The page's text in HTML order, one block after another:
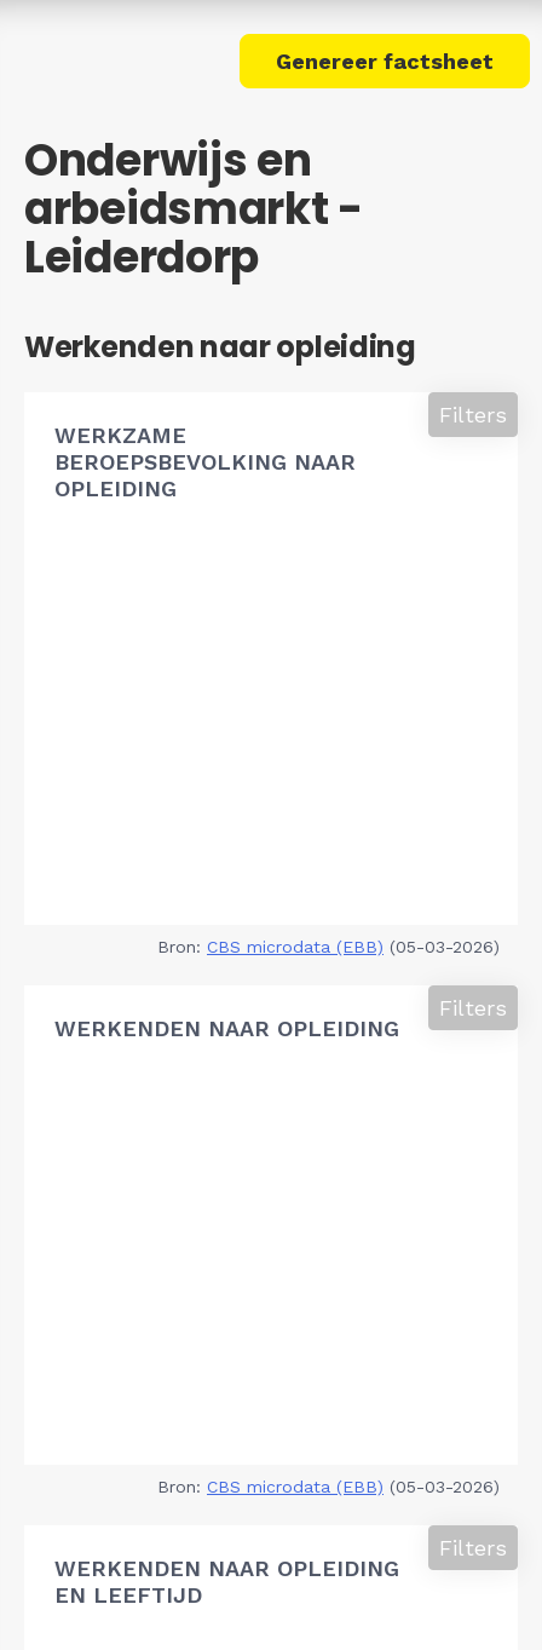
Genereer factsheet
Onderwijs en
arbeidsmarkt -
Leiderdorp
Werkenden naar opleiding
WERKZAME
BEROEPSBEVOLKING NAAR
OPLEIDING
Filters
Bron: CBS microdata (EBB) (05-03-2026)
WERKENDEN NAAR OPLEIDING
Filters
Bron: CBS microdata (EBB) (05-03-2026)
WERKENDEN NAAR OPLEIDING
EN LEEFTIJD
Filters